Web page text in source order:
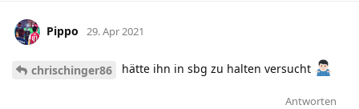
Pippo 29. Apr 2021
chrischinger86 hätte ihn in sbg zu halten versucht
Antworten